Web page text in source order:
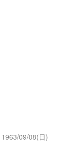
1963/09/08(日)